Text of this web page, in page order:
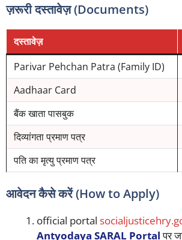
ज़रूरी दस्तावेज़ (Documents)
दस्तावेज़
Parivar Pehchan Patra (Family ID)
Aadhaar Card
बैंक खाता पासबुक
दिव्यांगता प्रमाण पत्र
पति का मृत्यु प्रमाण पत्र
आवेदन कैसे करें (How to Apply)
official portal
Antyodaya SARAL Portalपर